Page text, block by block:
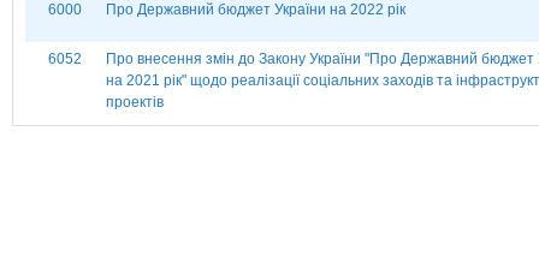
6000
Про Державний бюджет України на 2022 рік
6052
Про внесення змін до Закону України "Про Державний бюджет
на 2021 рік" щодо реалізації соціальних заходів та
проектів